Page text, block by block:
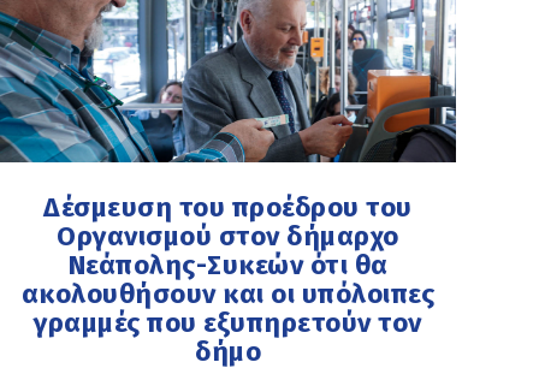
Δέσμευση του προέδρου του
Οργανισμού στον δήμαρχο
Νεάπολης-Συκεών ότι θα
ακολουθήσουν και οι υπόλοιπες
γραμμές που εξυπηρετούν τον
δήμο